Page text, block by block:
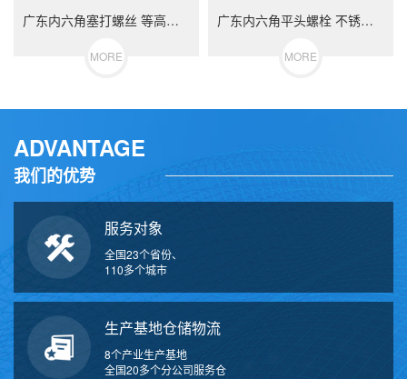
广东内六角塞打螺丝 等高限位螺栓 不锈钢（304/316）碳钢 合金钢
MORE
广东内六角平头螺栓 不锈钢（304/316）碳钢 合金钢
MORE
ADVANTAGE
我们的优势
服务对象
全国23个省份、
110多个城市
生产基地仓储物流
8个产业生产基地
全国20多个分公司服务仓